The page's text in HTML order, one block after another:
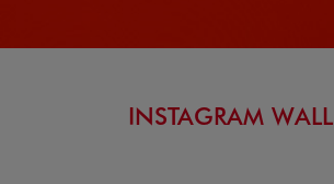
INSTAGRAM WALL